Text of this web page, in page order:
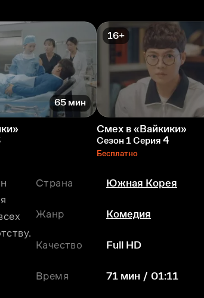
65 мин
16+
Смех в «Вайкики»
Сезон 1 Серия 4
Бесплатно
Страна Южная Корея
Жанр Комедия
Качество Full HD
Время 71 мин / 01:11